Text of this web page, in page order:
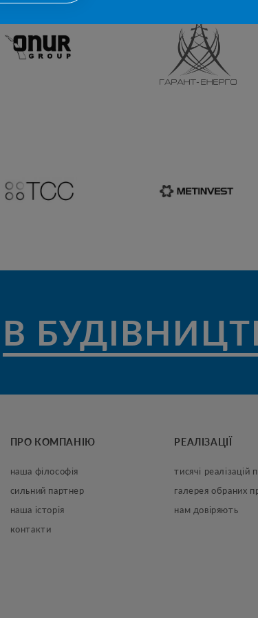
В
ПРО КОМПАНІЮ
наша філософія
сильний партнер
наша історія
контакти
РЕАЛІЗАЦІЇ
тисячі реалізацій
галерея обраних
нам довіряють